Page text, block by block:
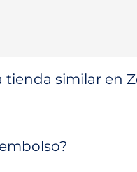
tienda similar en